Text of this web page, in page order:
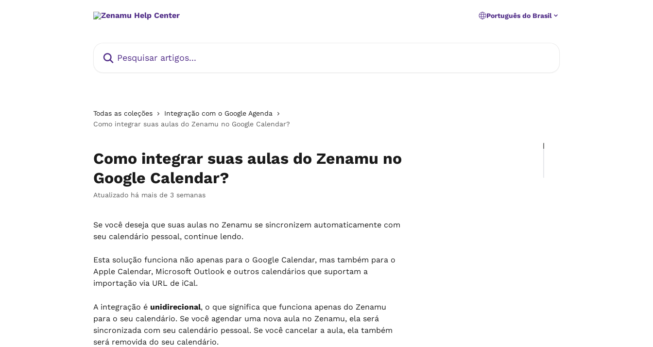
Português do Brasil
Todas as coleções
Integração com o Google Agenda
Como integrar suas aulas do Zenamu no Google Calendar?
Como integrar suas aulas do Zenamu no
Google Calendar?
Atualizado há mais de 3 semanas
Se você deseja que suas aulas no Zenamu se sincronizem automaticamente com
seu calendário pessoal, continue lendo.
Esta solução funciona não apenas para o Google Calendar, mas também para o
Apple Calendar, Microsoft Outlook e outros calendários que suportam a
importação via URL de iCal.
A integração é unidirecional, o que significa que funciona apenas do Zenamu
para o seu calendário. Se você agendar uma nova aula no Zenamu, ela será
sincronizada com seu calendário pessoal. Se você cancelar a aula, ela também
será removida do seu calendário.